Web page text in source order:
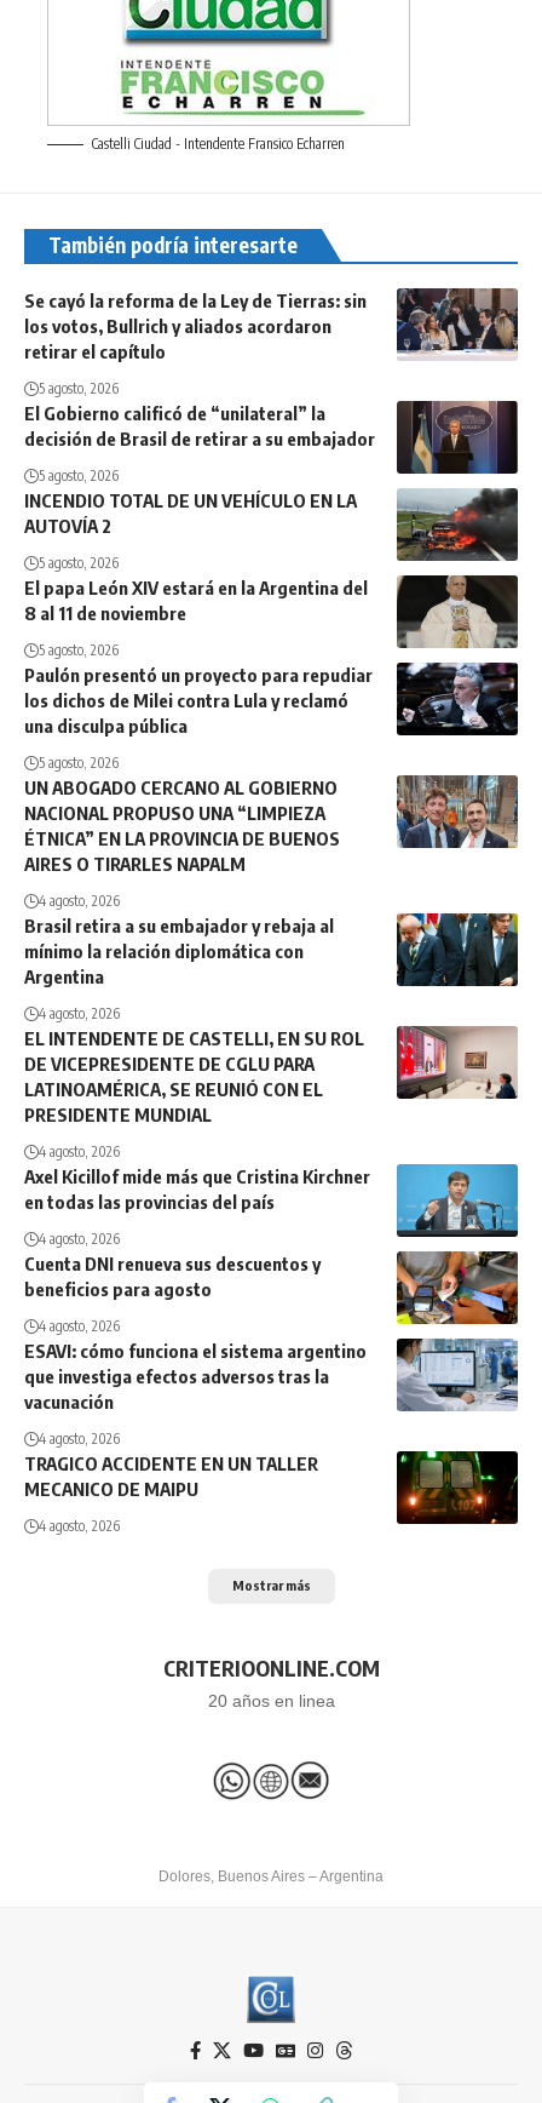
Castelli Ciudad - Intendente Fransico Echarren
También podría interesarte
Se cayó la reforma de la Ley de Tierras: sin
los votos, Bullrich y aliados acordaron
retirar el capítulo
5 agosto, 2026
El Gobierno calificó de “unilateral” la
decisión de Brasil de retirar a su embajador
5 agosto, 2026
INCENDIO TOTAL DE UN VEHÍCULO EN LA
AUTOVÍA 2
5 agosto, 2026
El papa León XIV estará en la Argentina del
8 al 11 de noviembre
5 agosto, 2026
Paulón presentó un proyecto para repudiar
los dichos de Milei contra Lula y reclamó
una disculpa pública
5 agosto, 2026
UN ABOGADO CERCANO AL GOBIERNO
NACIONAL PROPUSO UNA “LIMPIEZA
ÉTNICA” EN LA PROVINCIA DE BUENOS
AIRES O TIRARLES NAPALM
4 agosto, 2026
Brasil retira a su embajador y rebaja al
mínimo la relación diplomática con
Argentina
4 agosto, 2026
EL INTENDENTE DE CASTELLI, EN SU ROL
DE VICEPRESIDENTE DE CGLU PARA
LATINOAMÉRICA, SE REUNIÓ CON EL
PRESIDENTE MUNDIAL
4 agosto, 2026
Axel Kicillof mide más que Cristina Kirchner
en todas las provincias del país
4 agosto, 2026
Cuenta DNI renueva sus descuentos y
beneficios para agosto
4 agosto, 2026
ESAVI: cómo funciona el sistema argentino
que investiga efectos adversos tras la
vacunación
4 agosto, 2026
TRAGICO ACCIDENTE EN UN TALLER
MECANICO DE MAIPU
4 agosto, 2026
Mostrar más
CRITERIOONLINE.COM
20 años en linea
Dolores, Buenos Aires – Argentina